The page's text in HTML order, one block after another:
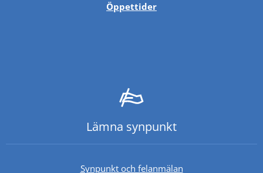
Öppettider
Lämna synpunkt
Synpunkt och felanmälan